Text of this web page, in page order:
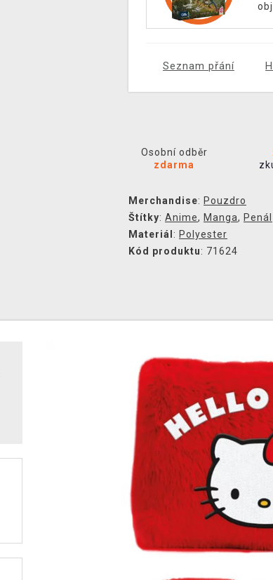
Seznam přání
Osobní odběr
zdarma
Merchandise: Pouzdro
Štítky: Anime, Manga, Penál
Materiál : Polyester
Kód produktu: 71624